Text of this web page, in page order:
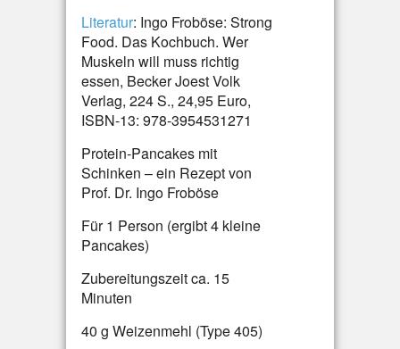
Literatur: Ingo Froböse: Strong
Food. Das Kochbuch. Wer
Muskeln will muss richtig
essen, Becker Joest Volk
Verlag, 224 S., 24,95 Euro,
ISBN-13: 978-3954531271
Protein-Pancakes mit
Schinken – ein Rezept von
Prof. Dr. Ingo Froböse
Für 1 Person (ergibt 4 kleine
Pancakes)
Zubereitungszeit ca. 15
Minuten
40 g Weizenmehl (Type 405)